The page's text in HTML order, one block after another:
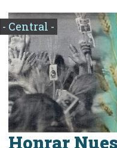
- Central -
Honrar